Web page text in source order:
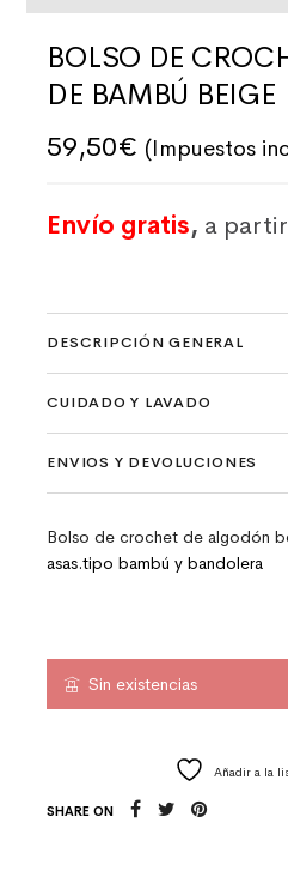
BOLSO DE
DE BAMBÚ BEIGE
59,50€ (Impuestos
Bolso de crochet de algodón
asas.tipo bambú y bandolera
Envío gratis, a
Sin existencias
Añadir a la
DESCRIPCIÓN GENERAL
CUIDADO Y LAVADO
ENVIOS Y DEVOLUCIONES
SHARE ON